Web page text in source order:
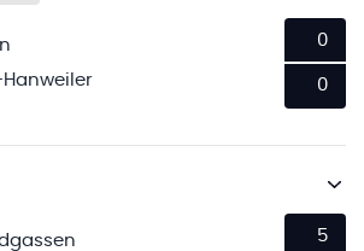
Hanweiler
0
0
5